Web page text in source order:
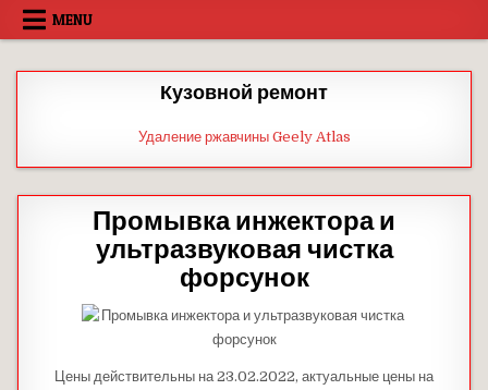
Skip
MENU
Кузовной ремонт
Удаление ржавчины Geely Atlas
Промывка инжектора и
ультразвуковая чистка
форсунок
Цены действительны на 23.02.2022, актуальные цены на